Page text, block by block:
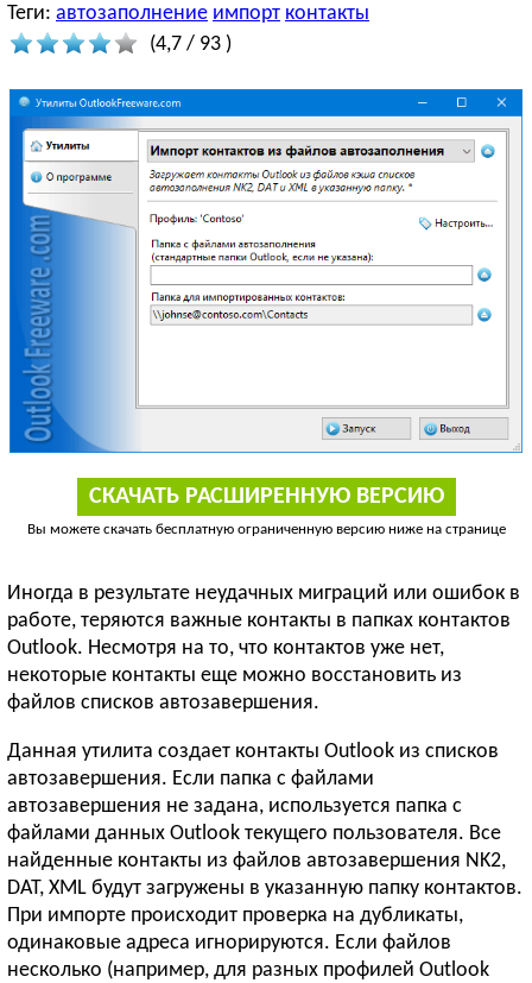
Теги: автозаполнение импорт контакты
(4,7 / 93 )
СКАЧАТЬ РАСШИРЕННУЮ ВЕРСИЮ
Вы можете скачать бесплатную ограниченную версию ниже на странице
Иногда в результате неудачных миграций или ошибок в
работе, теряются важные контакты в папках контактов
Outlook. Несмотря на то, что контактов уже нет,
некоторые контакты еще можно восстановить из
файлов списков автозавершения.
Данная утилита создает контакты Outlook из списков
автозавершения. Если папка с файлами
автозавершения не задана, используется папка с
файлами данных Outlook текущего пользователя. Все
найденные контакты из файлов автозавершения NK2,
DAT, XML будут загружены в указанную папку контактов.
При импорте происходит проверка на дубликаты,
одинаковые адреса игнорируются. Если файлов
несколько (например, для разных профилей Outlook